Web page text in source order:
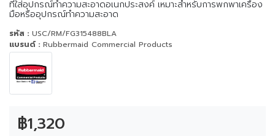
ที่ใส่อุปกรณ์ทำความสะอาดอเนกประสงค์ เหมาะสำหรับการพกพาเครื่อง
มือหรืออุปกรณ์ทำความสะอาด
รหัส : USC/RM/FG315488BLA
แบรนด์ : Rubbermaid Commercial Products
฿1,320